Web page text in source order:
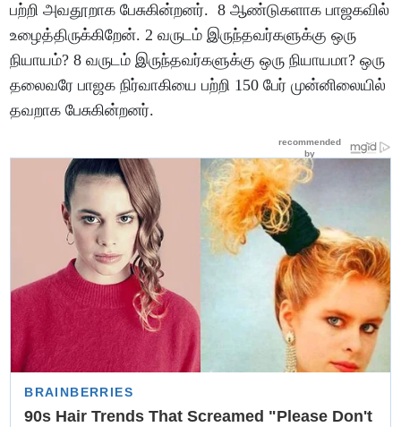
பற்றி அவதூறாக பேசுகின்றனர். 8 ஆண்டுகளாக பாஜகவில்
உழைத்திருக்கிறேன். 2 வருடம் இருந்தவர்களுக்கு ஒரு
நியாயம்? 8 வருடம் இருந்தவர்களுக்கு ஒரு நியாயமா? ஒரு
தலைவரே பாஜக நிர்வாகியை பற்றி 150 பேர் முன்னிலையில்
தவறாக பேசுகின்றனர்.